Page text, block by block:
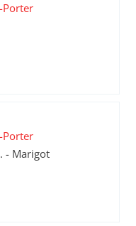
Porter
Porter
- Marigot